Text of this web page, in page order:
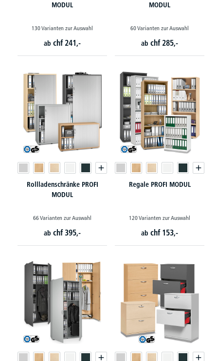
MODUL
130 Varianten zur Auswahl
ab chf 241,-
MODUL
60 Varianten zur Auswahl
ab chf 285,-
Rollladenschränke PROFI
MODUL
66 Varianten zur Auswahl
ab chf 395,-
Regale PROFI MODUL
120 Varianten zur Auswahl
ab chf 153,-